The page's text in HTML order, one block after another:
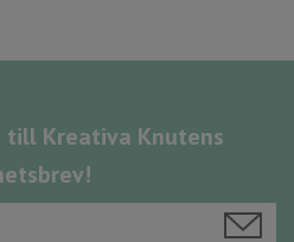
till Kreativa Knutens